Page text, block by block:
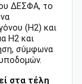
ΔΕΣΦΑ, το
(H2) και
H2 και
σύμφωνα
στα τέλη